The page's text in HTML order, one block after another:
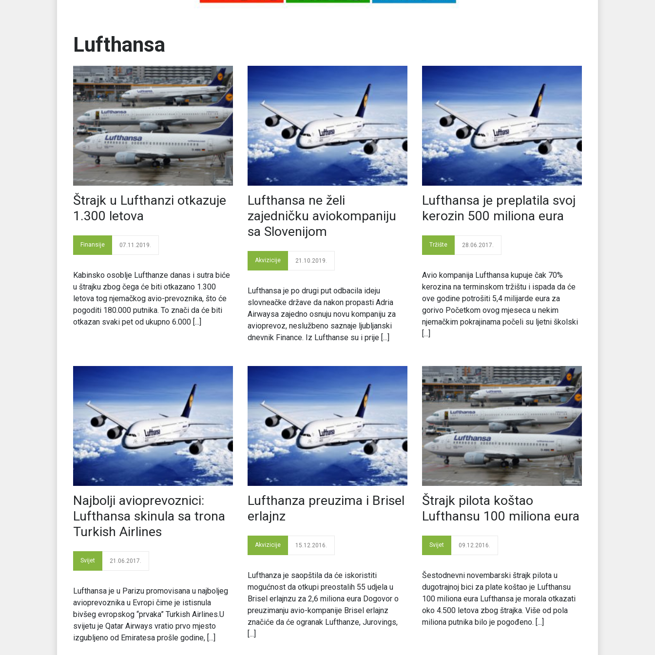
Lufthansa
Štrajk u Lufthanzi otkazuje
1.300 letova
Finansije 07.11.2019.
Kabinsko osoblje Lufthanze danas i sutra biće
u štrajku zbog čega će biti otkazano 1.300
letova tog njemačkog avio-prevoznika, što će
pogoditi 180.000 putnika. To znači da će biti
otkazan svaki pet od ukupno 6.000 [...]
Lufthansa ne želi
zajedničku aviokompaniju
sa Slovenijom
Akvizicije 21.10.2019.
Lufthansa je po drugi put odbacila ideju
slovneačke države da nakon propasti Adria
Airwaysa zajedno osnuju novu kompaniju za
avioprevoz, neslužbeno saznaje ljubljanski
dnevnik Finance. Iz Lufthanse su i prije [...]
Lufthansa je preplatila svoj
kerozin 500 miliona eura
Tržište 28.06.2017.
Avio kompanija Lufthansa kupuje čak 70%
kerozina na terminskom tržištu i ispada da će
ove godine potrošiti 5,4 milijarde eura za
gorivo Početkom ovog mjeseca u nekim
njemačkim pokrajinama počeli su ljetni školski
[...]
Najbolji avioprevoznici:
Lufthansa skinula sa trona
Turkish Airlines
Svijet 21.06.2017.
Lufthansa je u Parizu promovisana u najboljeg
avioprevoznika u Evropi čime je istisnula
bivšeg evropskog “prvaka” Turkish Airlines.U
svijetu je Qatar Airways vratio prvo mjesto
izgubljeno od Emiratesa prošle godine, [...]
Lufthanza preuzima i Brisel
erlajnz
Akvizicije 15.12.2016.
Lufthanza je saopštila da će iskoristiti
mogućnost da otkupi preostalih 55 udjela u
Brisel erlajnzu za 2,6 miliona eura Dogovor o
preuzimanju avio-kompanije Brisel erlajnz
značiće da će ogranak Lufthanze, Jurovings,
[...]
Štrajk pilota koštao
Lufthansu 100 miliona eura
Svijet 09.12.2016.
Šestodnevni novembarski štrajk pilota u
dugotrajnoj bici za plate koštao je Lufthansu
100 miliona eura Lufthansa je morala otkazati
oko 4.500 letova zbog štrajka. Više od pola
miliona putnika bilo je pogođeno. [...]